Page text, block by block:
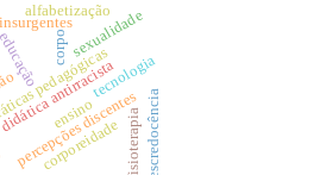
corpo
ensino
pedagógicas
antirracista
percepções discentes
fisioterapia
alfabetização
sexualidade
corporeidade
tecnologia
escredocência